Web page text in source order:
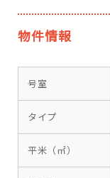
物件情報
号室
タイプ
平米（㎡）